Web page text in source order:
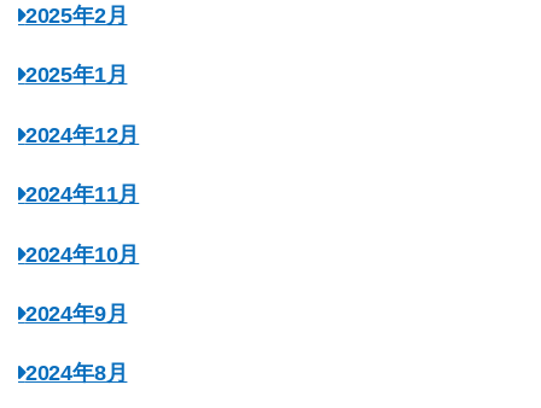
2025年2月
2025年1月
2024年12月
2024年11月
2024年10月
2024年9月
2024年8月